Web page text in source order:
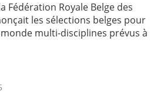
Fédération Royale Belge des
les sélections belges pour
multi-disciplines prévus à